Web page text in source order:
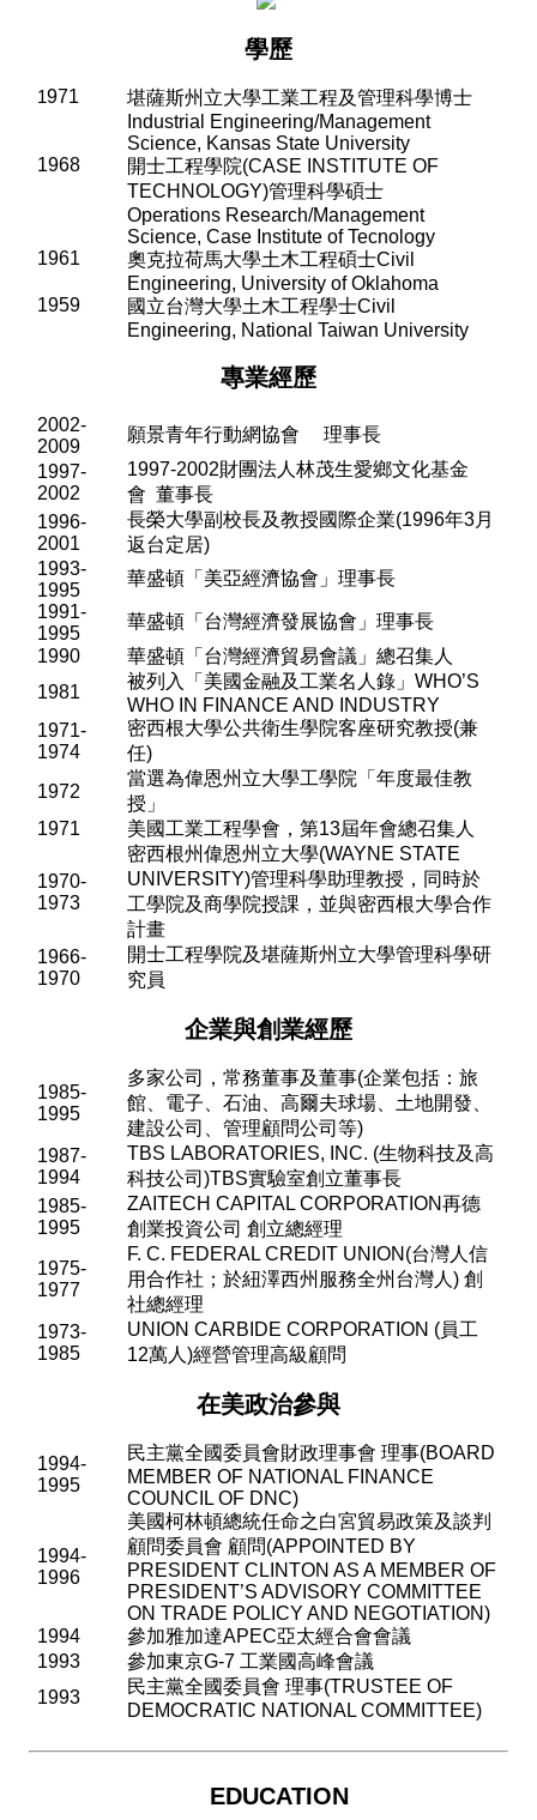
學歷
1971
堪薩斯州立大學工業工程及管理科學博士
Industrial Engineering/Management
Science, Kansas State University
1968
開士工程學院(CASE INSTITUTE OF
TECHNOLOGY)管理科學碩士
Operations Research/Management
Science, Case Institute of Tecnology
1961
奧克拉荷馬大學土木工程碩士Civil
Engineering, University of Oklahoma
1959
國立台灣大學土木工程學士Civil
Engineering, National Taiwan University
專業經歷
2002-
2009
願景青年行動網協會
理事長
1997-
2002
1997-2002財團法人林茂生愛鄉文化基金
會 董事長
1996-
2001
長榮大學副校長及教授國際企業(1996年3月
返台定居)
1993-
1995
華盛頓「美亞經濟協會」理事長
1991-
1995
華盛頓「台灣經濟發展協會」理事長
1990
華盛頓「台灣經濟貿易會議」總召集人
1981
被列入「美國金融及工業名人錄」WHO’S
WHO IN FINANCE AND INDUSTRY
1971-
1974
密西根大學公共衛生學院客座研究教授(兼
任)
1972
當選為偉恩州立大學工學院「年度最佳教
授」
1971
美國工業工程學會，第13屆年會總召集人
1970-
1973
密西根州偉恩州立大學(WAYNE STATE
UNIVERSITY)管理科學助理教授，同時於
工學院及商學院授課，並與密西根大學合作
計畫
1966-
1970
開士工程學院及堪薩斯州立大學管理科學研
究員
企業與創業經歷
1985-
1995
多家公司，常務董事及董事(企業包括：旅
館、電子、石油、高爾夫球場、土地開發、
建設公司、管理顧問公司等)
1987-
1994
TBS LABORATORIES, INC. (生物科技及高
科技公司)TBS實驗室創立董事長
1985-
1995
ZAITECH CAPITAL CORPORATION再德
創業投資公司 創立總經理
1975-
1977
F. C. FEDERAL CREDIT UNION(台灣人信
用合作社；於紐澤西州服務全州台灣人)創
社總經理
1973-
1985
UNION CARBIDE CORPORATION (員工
12萬人)經營管理高級顧問
在美政治參與
1994-
1995
民主黨全國委員會財政理事會 理事(BOARD
MEMBER OF NATIONAL FINANCE
COUNCIL OF DNC)
1994-
1996
美國柯林頓總統任命之白宮貿易政策及談判
顧問委員會 顧問(APPOINTED BY
PRESIDENT CLINTON AS A MEMBER OF
PRESIDENT’S ADVISORY COMMITTEE
ON TRADE POLICY AND NEGOTIATION)
1994
參加雅加達APEC亞太經合會會議
1993
參加東京G-7 工業國高峰會議
1993
民主黨全國委員會 理事(TRUSTEE OF
DEMOCRATIC NATIONAL COMMITTEE)
EDUCATION